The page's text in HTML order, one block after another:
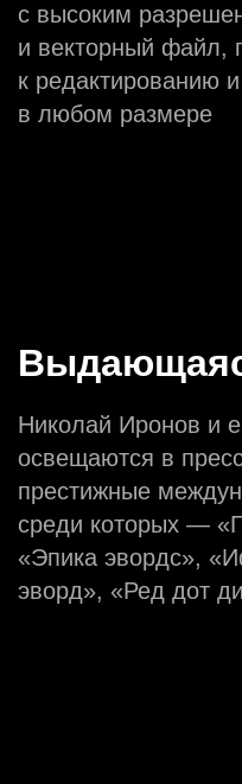
с высоким
и векторный файл,
к редактированию
в любом размере
Николай Иронов и
освещаются в
престижные
среди которых —
«Эпика эвордс»,
эворд», «Ред дот